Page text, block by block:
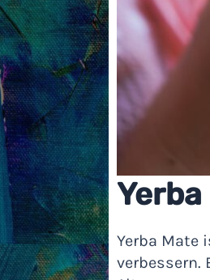
Yerba Mate
verbessern.